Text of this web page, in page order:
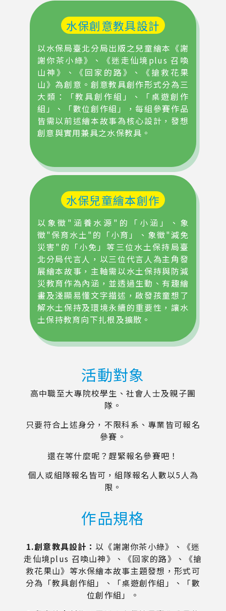
水保創意教具設計
以水保局臺北分局出版之兒童繪本《謝
謝你茶小綠》、《迷走仙境plus 召喚
山神》、《回家的路》、《搶救花果
山》為創意。創意教具創作形式分為三
大類：「教具創作組」、「桌遊創作
組」、「數位創作組」，每組參賽作品
皆需以前述繪本故事為核心設計，發想
創意與實用兼具之水保教具。
水保兒童繪本創作
以象徵"涵養水源"的「小涵」、象
徵"保育水土"的「小育」、象徵"減免
災害"的「小免」等三位水土保持局臺
北分局代言人，以三位代言人為主角發
展繪本故事，主軸需以水土保持與防減
災教育作為內涵，並透過生動、有趣繪
畫及淺顯易懂文字描述，啟發孩童想了
解水土保持及環境永續的重要性，讓水
土保持教育向下扎根及擴散。
活動對象
高中職至大專院校學生、社會人士及親子團
隊。
只要符合上述身分，不限科系、專業皆可報名
參賽。
還在等什麼呢？趕緊報名參賽吧！
個人或組隊報名皆可，組隊報名人數以5人為
限。
作品規格
1.創意教具設計： 以《謝謝你茶小綠》、《迷
走仙境plus 召喚山神》、《回家的路》、《搶
救花果山》等水保繪本故事主題發想，形式可
分為「教具創作組」、「桌遊創作組」、「數
位創作組」。